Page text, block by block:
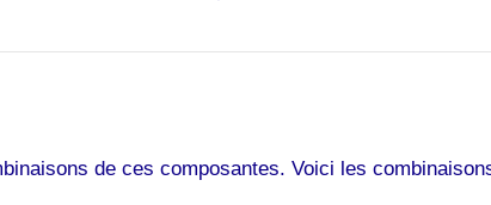
de ces composantes. Voici les